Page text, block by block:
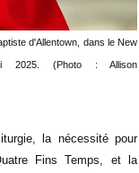
d'Allentown, dans le New
2025. (Photo : Allison
la nécessité pour
Fins Temps, et la